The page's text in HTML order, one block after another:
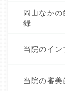
岡山なかの
録
当院のイン
当院の審美